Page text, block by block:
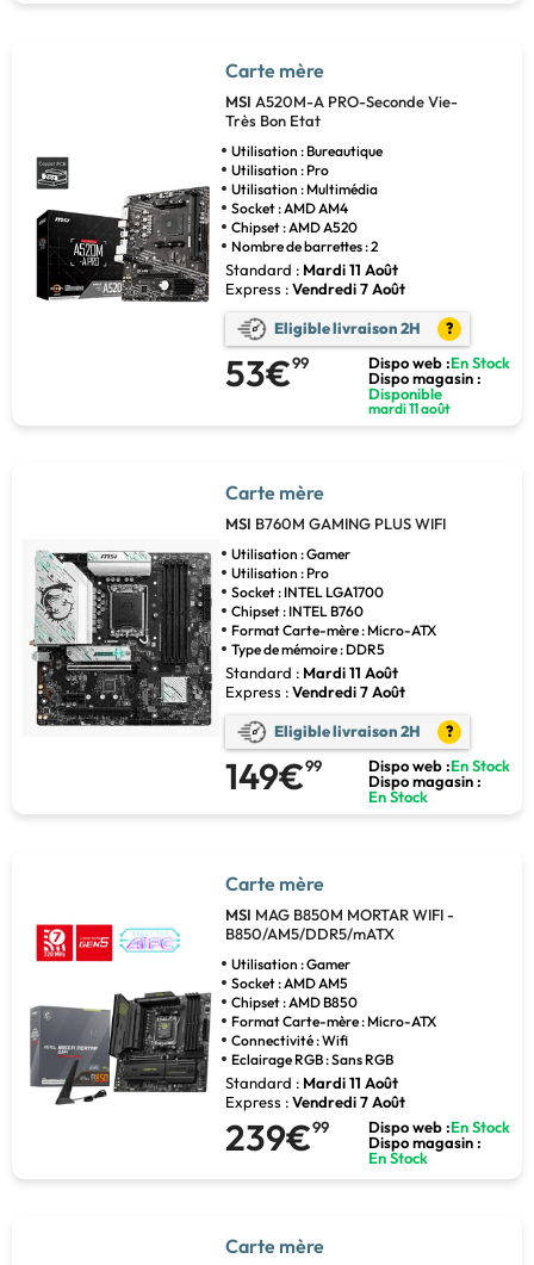
Carte mère
MSI A520M-A PRO-Seconde Vie-
Très Bon Etat
Utilisation : Bureautique
Utilisation : Pro
Utilisation : Multimédia
Socket : AMD AM4
Chipset : AMD A520
Nombre de barrettes : 2
Standard : Mardi 11 Août
Express :Vendredi 7 Août
Eligible livraison 2H ?
53€99 Dispo web :En Stock
Dispo magasin :
Disponible
mardi 11 août
Carte mère
MSI B760M GAMING PLUS WIFI
Utilisation : Gamer
Utilisation : Pro
Socket : INTEL LGA1700
Chipset : INTEL B760
Format Carte-mère : Micro-ATX
Type de mémoire : DDR5
Standard : Mardi 11 Août
Express :Vendredi 7 Août
Eligible livraison 2H ?
149€99 Dispo web :En Stock
Dispo magasin :
En Stock
Carte mère
MSI MAG B850M MORTAR WIFI -
B850/AM5/DDR5/mATX
Utilisation : Gamer
Socket : AMD AM5
Chipset : AMD B850
Format Carte-mère : Micro-ATX
Connectivité : Wifi
Eclairage RGB : Sans RGB
Standard : Mardi 11 Août
Express :Vendredi 7 Août
239€99 Dispo web :En Stock
Dispo magasin :
En Stock
Carte mère